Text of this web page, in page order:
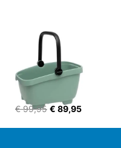
€ 99,95 € 89,95